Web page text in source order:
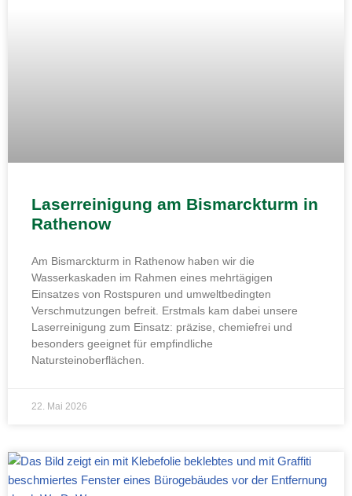
Laserreinigung am Bismarckturm in
Rathenow
Am Bismarckturm in Rathenow haben wir die
Wasserkaskaden im Rahmen eines mehrtägigen
Einsatzes von Rostspuren und umweltbedingten
Verschmutzungen befreit. Erstmals kam dabei unsere
Laserreinigung zum Einsatz: präzise, chemiefrei und
besonders geeignet für empfindliche
Natursteinoberflächen.
22. Mai 2026